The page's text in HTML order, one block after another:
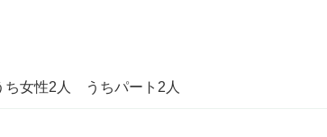
女性2人 うちパート2人